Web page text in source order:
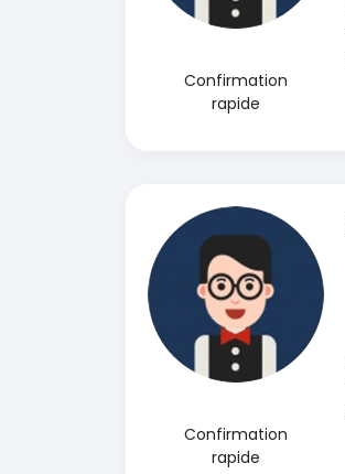
Confirmation
rapide
Confirmation
rapide